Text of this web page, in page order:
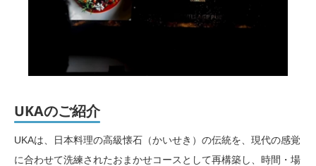
UKAのご紹介
UKAは、日本料理の高級懐石（かいせき）の伝統を、現代の感覚
に合わせて洗練されたおまかせコースとして再構築し、時間・場